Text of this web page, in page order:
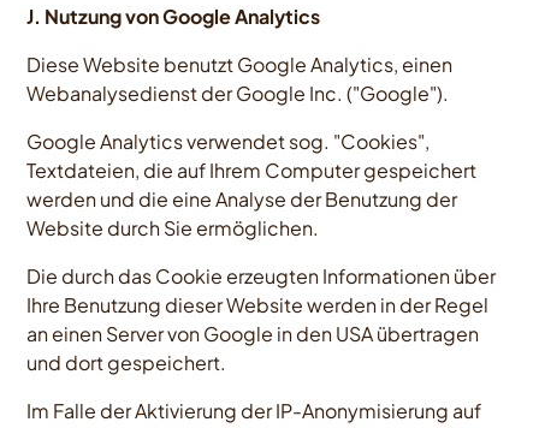
J. Nutzung von Google Analytics
Diese Website benutzt Google Analytics, einen
Webanalysedienst der Google Inc. ("Google").
Google Analytics verwendet sog. "Cookies",
Textdateien, die auf Ihrem Computer gespeichert
werden und die eine Analyse der Benutzung der
Website durch Sie ermöglichen.
Die durch das Cookie erzeugten Informationen über
Ihre Benutzung dieser Website werden in der Regel
an einen Server von Google in den USA übertragen
und dort gespeichert.
Im Falle der Aktivierung der IP-Anonymisierung auf